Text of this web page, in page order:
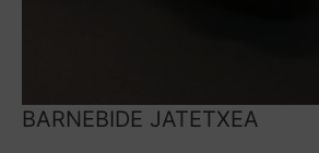
BARNEBIDE JATETXEA